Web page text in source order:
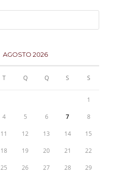
AGOSTO 2026
T Q Q S S
1
4 5 6 7 8
11 12 13 14 15
18 19 20 21 22
25 26 27 28 29